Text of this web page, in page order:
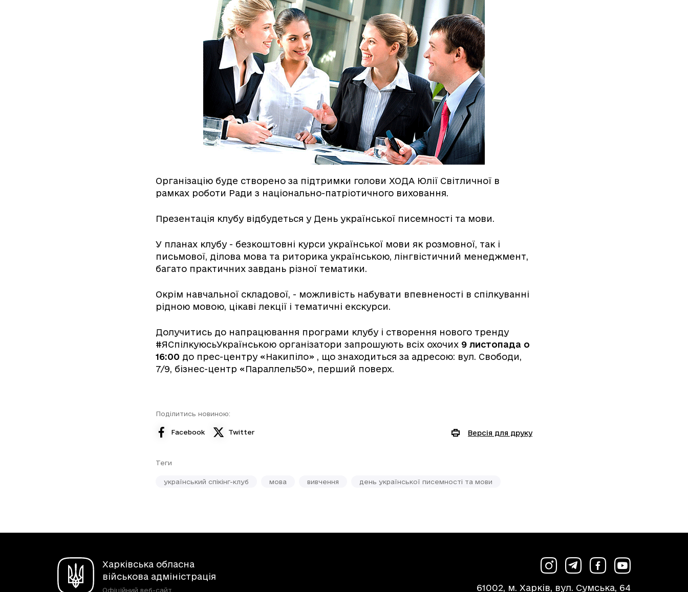
Організацію буде створено за підтримки голови ХОДА Юлії Світличної в
рамках роботи Ради з національно-патріотичного виховання.
Презентація клубу відбудеться у День української писемності та мови.
У планах клубу - безкоштовні курси української мови як розмовної, так і
письмової, ділова мова та риторика українською, лінгвістичний менеджмент,
багато практичних завдань різної тематики.
Окрім навчальної складової, - можливість набувати впевненості в спілкуванні
рідною мовою, цікаві лекції і тематичні екскурси.
Долучитись до напрацювання програми клубу і створення нового тренду
#ЯСпілкуюсьУкраїнською організатори запрошують всіх охочих 9 листопада о
16:00 до прес-центру «Накипіло» , що знаходиться за адресою: вул. Свободи,
7/9, бізнес-центр «Параллель'50», перший поверх.
Поділитись новиною:
Facebook Twitter Версія для друку
Теги
український спікінг-клуб мова вивчення день української писемності та мови
Харківська обласна
військова адміністрація
Офіційний веб-сайт 61002, м. Харків, вул. Сумська, 64